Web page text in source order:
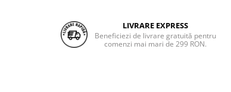
LIVRARE EXPRESS
Beneficiezi de livrare gratuită pentru
comenzi mai mari de 299 RON.